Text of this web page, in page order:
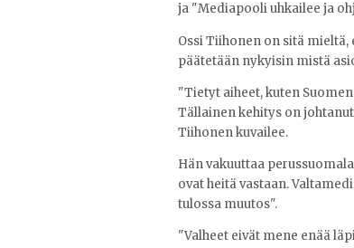
ja "Mediapooli uhkailee ja
Ossi Tiihonen on sitä
päätetään nykyisin mistä
"Tietyt aiheet, kuten
Tällainen kehitys on
Tiihonen kuvailee.
Hän vakuuttaa
ovat heitä vastaan.
tulossa muutos".
"Valheet eivät mene enää